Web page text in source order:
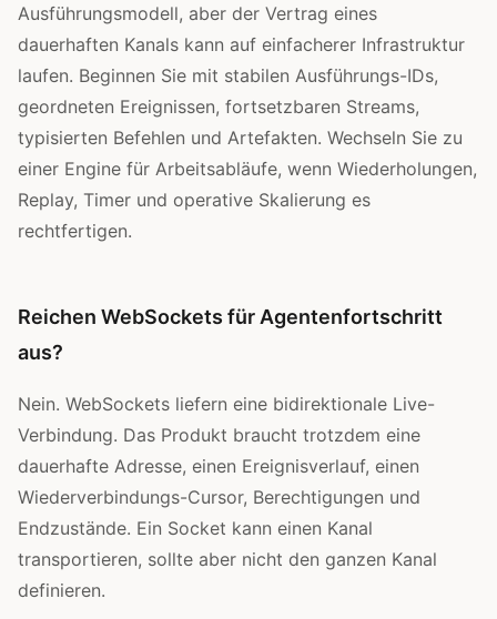
Ausführungsmodell, aber der Vertrag eines
dauerhaften Kanals kann auf einfacherer Infrastruktur
laufen. Beginnen Sie mit stabilen Ausführungs-IDs,
geordneten Ereignissen, fortsetzbaren Streams,
typisierten Befehlen und Artefakten. Wechseln Sie zu
einer Engine für Arbeitsabläufe, wenn Wiederholungen,
Replay, Timer und operative Skalierung es
rechtfertigen.
Reichen WebSockets für Agentenfortschritt
aus?
Nein. WebSockets liefern eine bidirektionale Live-
Verbindung. Das Produkt braucht trotzdem eine
dauerhafte Adresse, einen Ereignisverlauf, einen
Wiederverbindungs-Cursor, Berechtigungen und
Endzustände. Ein Socket kann einen Kanal
transportieren, sollte aber nicht den ganzen Kanal
definieren.